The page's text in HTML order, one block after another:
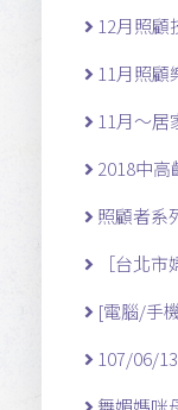
12月照顧
11月照顧
11月～居
2018中高
照顧者系
［台北
[電腦/手
107/06/